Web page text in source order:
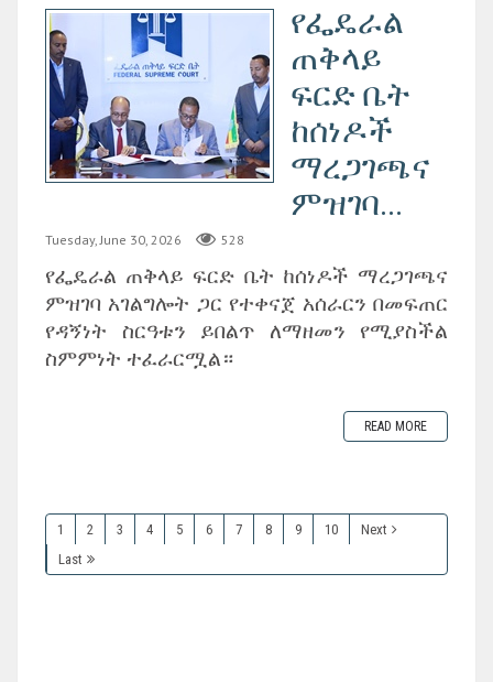
የፌዴራል
ጠቅላይ
ፍርድ ቤት
ከሰነዶች
ማረጋገጫና
ምዝገባ...
Tuesday, June 30, 2026 528
‎የፌዴራል ጠቅላይ ፍርድ ቤት ከሰነዶች ማረጋገጫና
ምዝገባ አገልግሎት ጋር የተቀናጀ አሰራርን በመፍጠር
የዳኝነት ስርዓቱን ይበልጥ ለማዘመን የሚያስችል
ስምምነት ተፈራርሟል።
READ MORE
1 2 3 4 5 6 7 8 9 10
Next
Last